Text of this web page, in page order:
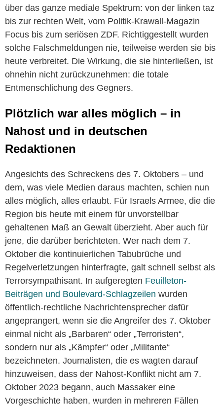
über das ganze mediale Spektrum: von der linken taz
bis zur rechten Welt, vom Politik-Krawall-Magazin
Focus bis zum seriösen ZDF. Richtiggestellt wurden
solche Falschmeldungen nie, teilweise werden sie bis
heute verbreitet. Die Wirkung, die sie hinterließen, ist
ohnehin nicht zurückzunehmen: die totale
Entmenschlichung des Gegners.
Plötzlich war alles möglich – in
Nahost und in deutschen
Redaktionen
Angesichts des Schreckens des 7. Oktobers – und
dem, was viele Medien daraus machten, schien nun
alles möglich, alles erlaubt. Für Israels Armee, die die
Region bis heute mit einem für unvorstellbar
gehaltenen Maß an Gewalt überzieht. Aber auch für
jene, die darüber berichteten. Wer nach dem 7.
Oktober die kontinuierlichen Tabubrüche und
Regelverletzungen hinterfragte, galt schnell selbst als
Terrorsympathisant. In aufgeregten Feuilleton-
Beiträgen und Boulevard-Schlagzeilen wurden
öffentlich-rechtliche Nachrichtensprecher dafür
angeprangert, wenn sie die Angreifer des 7. Oktober
einmal nicht als „Barbaren“ oder „Terroristen“,
sondern nur als „Kämpfer“ oder „Militante“
bezeichneten. Journalisten, die es wagten darauf
hinzuweisen, dass der Nahost-Konflikt nicht am 7.
Oktober 2023 begann, auch Massaker eine
Vorgeschichte haben, wurden in mehreren Fällen